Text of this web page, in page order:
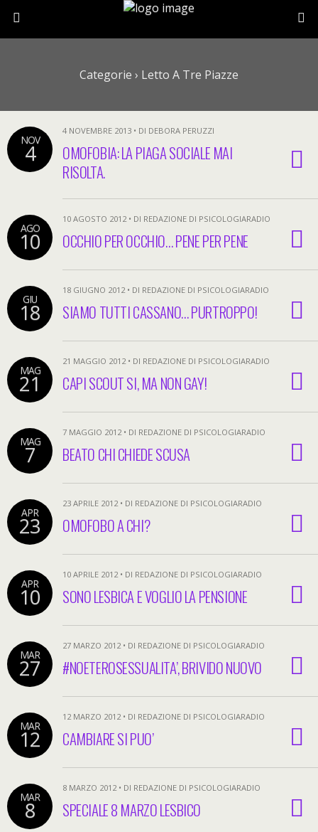
Categorie › Letto A Tre Piazze
NOV
4
4 NOVEMBRE 2013 • DI DEBORA PERUZZI
OMOFOBIA: LA PIAGA SOCIALE MAI
RISOLTA.
AGO
10
10 AGOSTO 2012 • DI REDAZIONE DI PSICOLOGIARADIO
OCCHIO PER OCCHIO… PENE PER PENE
GIU
18
18 GIUGNO 2012 • DI REDAZIONE DI PSICOLOGIARADIO
SIAMO TUTTI CASSANO… PURTROPPO!
MAG
21
21 MAGGIO 2012 • DI REDAZIONE DI PSICOLOGIARADIO
CAPI SCOUT SI, MA NON GAY!
MAG
7
7 MAGGIO 2012 • DI REDAZIONE DI PSICOLOGIARADIO
BEATO CHI CHIEDE SCUSA
APR
23
23 APRILE 2012 • DI REDAZIONE DI PSICOLOGIARADIO
OMOFOBO A CHI?
APR
10
10 APRILE 2012 • DI REDAZIONE DI PSICOLOGIARADIO
SONO LESBICA E VOGLIO LA PENSIONE
MAR
27
27 MARZO 2012 • DI REDAZIONE DI PSICOLOGIARADIO
#NOETEROSESSUALITA’, BRIVIDO NUOVO
MAR
12
12 MARZO 2012 • DI REDAZIONE DI PSICOLOGIARADIO
CAMBIARE SI PUO’
MAR
8
8 MARZO 2012 • DI REDAZIONE DI PSICOLOGIARADIO
SPECIALE 8 MARZO LESBICO